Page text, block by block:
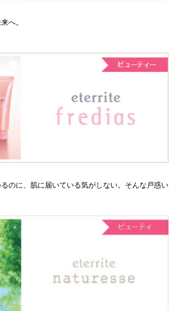
へ。
のに、肌に届いている気がしない。そんな戸惑い